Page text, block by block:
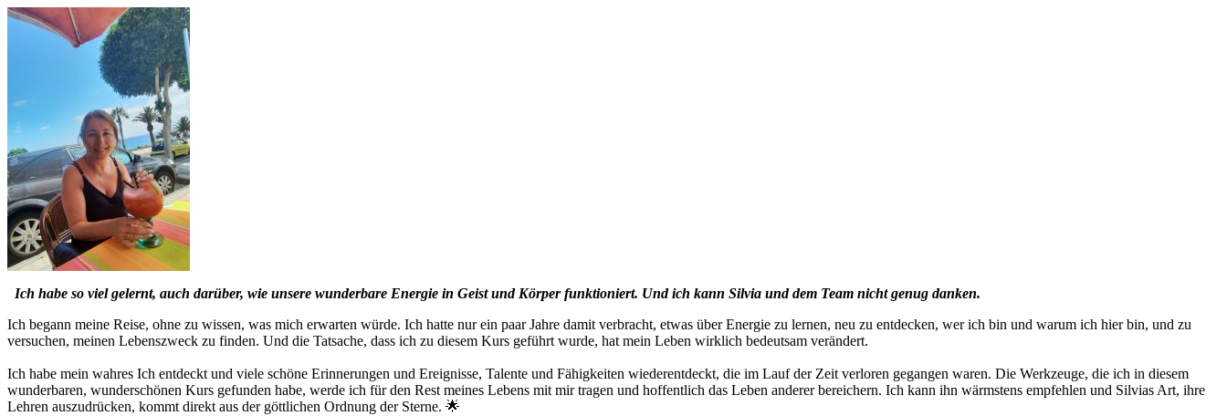
Ich habe so viel gelernt, auch darüber, wie unsere wunderbare Energie in Geist und Körper funktioniert. Und ich kann Silvia und dem Team nicht genug danken.
Ich begann meine Reise, ohne zu wissen, was mich erwarten würde. Ich hatte nur ein paar Jahre damit verbracht, etwas über Energie zu lernen, neu zu entdecken, wer ich bin und warum ich hier bin, und zu
versuchen, meinen Lebenszweck zu finden. Und die Tatsache, dass ich zu diesem Kurs geführt wurde, hat mein Leben wirklich bedeutsam verändert.
Ich habe mein wahres Ich entdeckt und viele schöne Erinnerungen und Ereignisse, Talente und Fähigkeiten wiederentdeckt, die im Lauf der Zeit verloren gegangen waren. Die Werkzeuge, die ich in diesem
wunderbaren, wunderschönen Kurs gefunden habe, werde ich für den Rest meines Lebens mit mir tragen und hoffentlich das Leben anderer bereichern. Ich kann ihn wärmstens empfehlen und Silvias Art, ihre
Lehren auszudrücken, kommt direkt aus der göttlichen Ordnung der Sterne. 🌟